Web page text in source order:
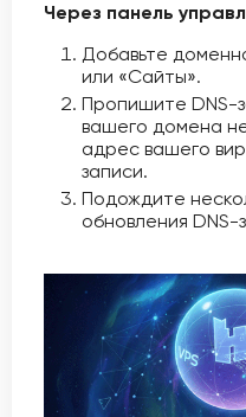
Через панель
Добавьте
или «Сайты».
Пропишите DNS-
вашего домена
адрес вашего
записи.
Подождите
обновления DNS-